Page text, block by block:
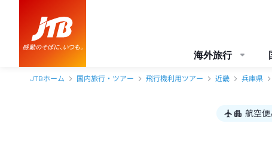
海外旅行
JTBホーム 国内旅行・ツアー 飛行機利用ツアー 近畿 兵庫県
航空